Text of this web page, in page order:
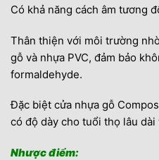
Có khả năng cách âm tương
Thân thiện với môi trường
gỗ và nhựa PVC, đảm bảo
formaldehyde.
Đặc biệt cửa nhựa gỗ
có độ dày cho tuổi thọ lâu
Nhược điểm: